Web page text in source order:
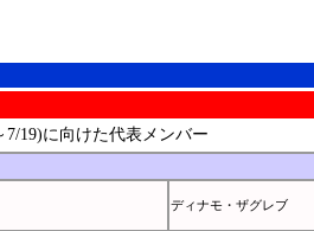
19)に向けた代表メンバー
ディナモ・ザグレブ